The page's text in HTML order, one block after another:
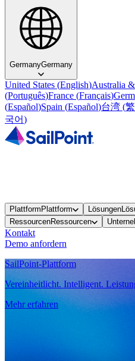
GermanyGermany
United States (English)Australia
(Português)France (Français)
(Español)Spain (Español)台湾 (
국어)
Plattform Plattform Lösungen
RessourcenRessourcen
Kontakt
Demo anfordern
SailPoint-Plattform
Vereinheitlicht. Intelligent.
Mehr erfahren